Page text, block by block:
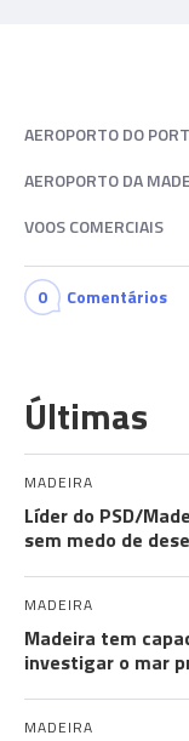
AEROPORTO DO
AEROPORTO DA
VOOS COMERCIAIS
0 Comentários
Últimas
MADEIRA
Líder do PSD/
sem medo de
MADEIRA
Madeira tem
investigar o mar
MADEIRA